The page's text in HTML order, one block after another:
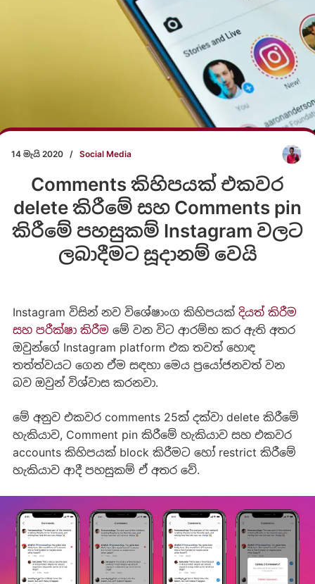
14 මැයි 2020 / Social Media
Comments කිහිපයක් එකවර
delete කිරීමේ සහ Comments pin
කිරීමේ පහසුකම් Instagram වලට
ලබාදීමට සූදානම් වෙයි
Instagram විසින් නව විශේෂාංග කිහිපයක් දියත් කිරීම
සහ පරීක්ෂා කිරීම මේ වන විට ආරම්භ කර ඇති අතර
ඔවුන්ගේ Instagram platform එක තවත් හොඳ
තත්ත්වයට ගෙන ඒම සඳහා මෙය ප්‍රයෝජනවත් වන
බව ඔවුන් විශ්වාස කරනවා.
මේ අනුව එකවර comments 25ක් දක්වා delete කිරීමේ
හැකියාව, Comment pin කිරීමේ හැකියාව සහ එකවර
accounts කිහිපයක් block කිරීමට හෝ restrict කිරීමේ
හැකියාව ආදී පහසුකම් ඒ අතර වේ.